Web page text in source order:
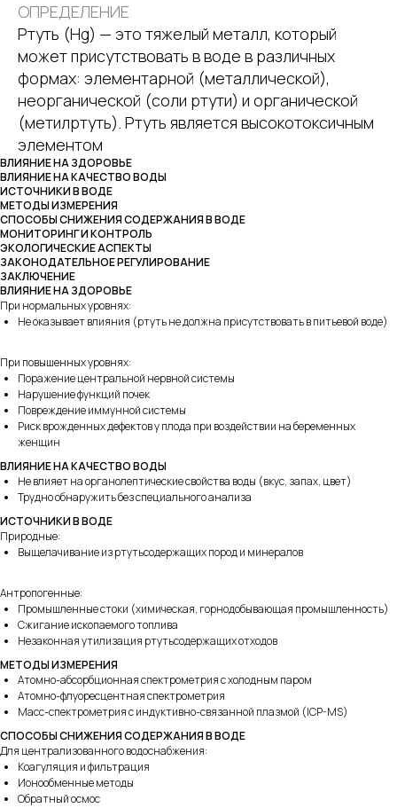
ОПРЕДЕЛЕНИЕ
Ртуть (Hg) — это тяжелый металл, который
может присутствовать в воде в различных
формах: элементарной (металлической),
неорганической (соли ртути) и органической
(метилртуть). Ртуть является высокотоксичным
элементом
ВЛИЯНИЕ НА ЗДОРОВЬЕ
ВЛИЯНИЕ НА КАЧЕСТВО ВОДЫ
ИСТОЧНИКИ В ВОДЕ
МЕТОДЫ ИЗМЕРЕНИЯ
СПОСОБЫ СНИЖЕНИЯ СОДЕРЖАНИЯ В ВОДЕ
МОНИТОРИНГ И КОНТРОЛЬ
ЭКОЛОГИЧЕСКИЕ АСПЕКТЫ
ЗАКОНОДАТЕЛЬНОЕ РЕГУЛИРОВАНИЕ
ЗАКЛЮЧЕНИЕ
ВЛИЯНИЕ НА ЗДОРОВЬЕ
При нормальных уровнях:
Не оказывает влияния (ртуть не должна присутствовать в питьевой воде)
При повышенных уровнях:
Поражение центральной нервной системы
Нарушение функций почек
Повреждение иммунной системы
Риск врожденных дефектов у плода при воздействии на беременных
женщин
ВЛИЯНИЕ НА КАЧЕСТВО ВОДЫ
Не влияет на органолептические свойства воды (вкус, запах, цвет)
Трудно обнаружить без специального анализа
ИСТОЧНИКИ В ВОДЕ
Природные:
Выщелачивание из ртутьсодержащих пород и минералов
Антропогенные:
Промышленные стоки (химическая, горнодобывающая промышленность)
Сжигание ископаемого топлива
Незаконная утилизация ртутьсодержащих отходов
МЕТОДЫ ИЗМЕРЕНИЯ
Атомно-абсорбционная спектрометрия с холодным паром
Атомно-флуоресцентная спектрометрия
Масс-спектрометрия с индуктивно-связанной плазмой (ICP-MS)
СПОСОБЫ СНИЖЕНИЯ СОДЕРЖАНИЯ В ВОДЕ
Для централизованного водоснабжения:
Коагуляция и фильтрация
Ионообменные методы
Обратный осмос